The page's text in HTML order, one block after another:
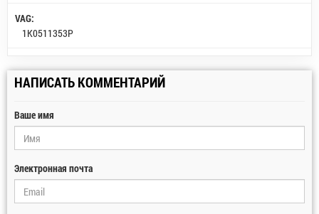
VAG:
1K0511353P
НАПИСАТЬ КОММЕНТАРИЙ
Ваше имя
Электронная почта